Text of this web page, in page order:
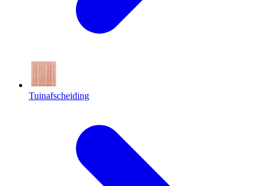
Tuinafscheiding